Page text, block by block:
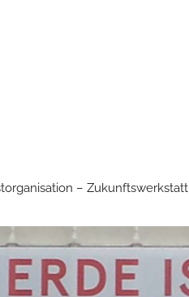
– Zukunftswerkstatt